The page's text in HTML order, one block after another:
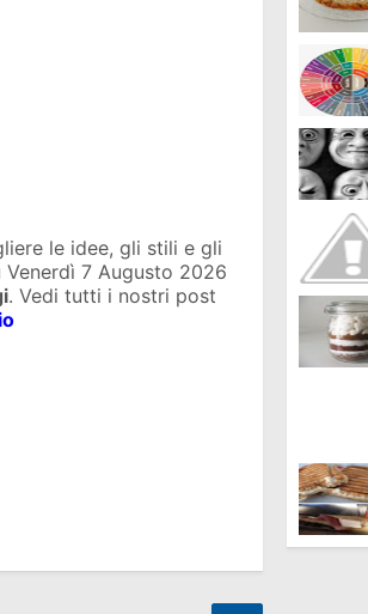
le idee, gli stili e gli
Venerdì 7 Augusto 2026
. Vedi tutti i nostri post